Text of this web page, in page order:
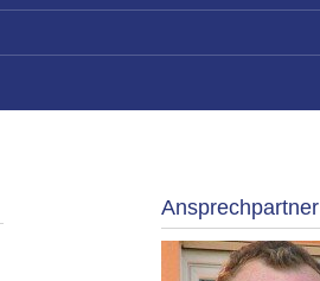
Ansprechpartner